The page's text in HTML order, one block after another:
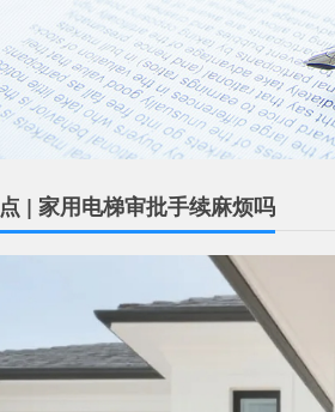
| 家用电梯审批手续麻烦吗